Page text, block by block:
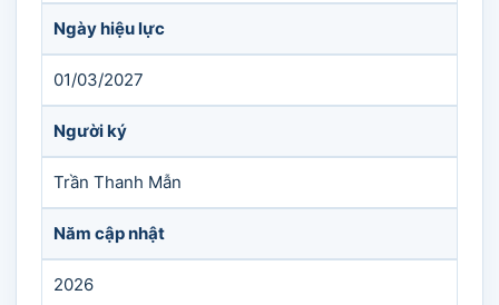
Ngày hiệu lực
01/03/2027
Người ký
Trần Thanh Mẫn
Năm cập nhật
2026